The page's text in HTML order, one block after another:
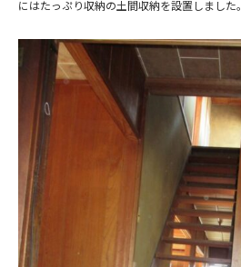
にはたっぷり収納の土間収納を設置しました。